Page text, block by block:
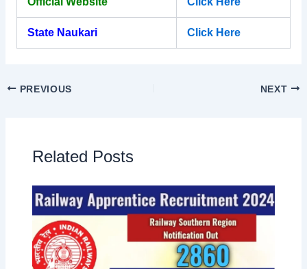
State Naukari Click Here
PREVIOUS NEXT
Related Posts